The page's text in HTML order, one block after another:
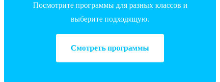
Посмотрите программы для разных классов и
выберите подходящую.
Смотреть программы